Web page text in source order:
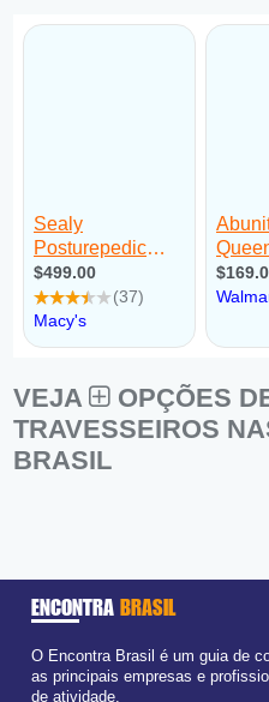
VEJA
OPÇÕES
TRAVESSEIROS
BRASIL
ENCONTRA BRASIL
O Encontra Brasil é um guia de
as principais empresas e
de atividade.